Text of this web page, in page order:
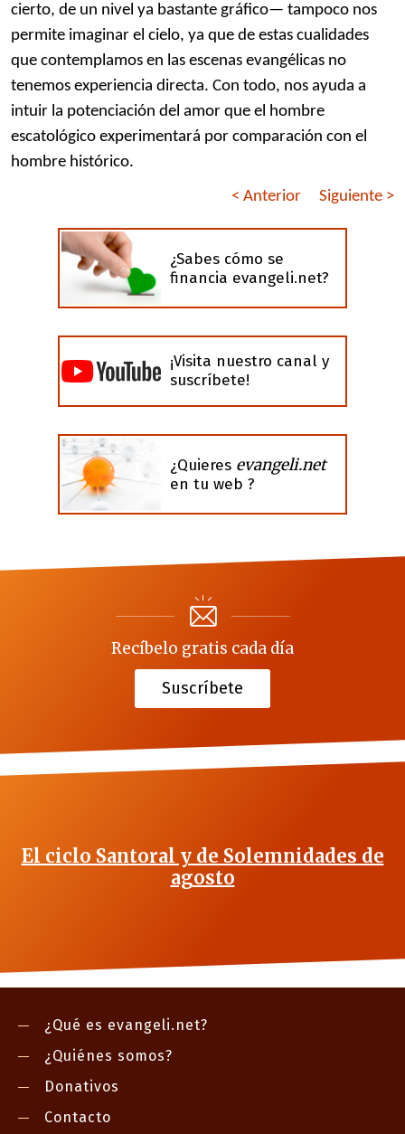
cierto, de un nivel ya bastante gráfico— tampoco nos
permite imaginar el cielo, ya que de estas cualidades
que contemplamos en las escenas evangélicas no
tenemos experiencia directa. Con todo, nos ayuda a
intuir la potenciación del amor que el hombre
escatológico experimentará por comparación con el
hombre histórico.
< Anterior Siguiente >
¿Sabes cómo se
financia evangeli.net?
¡Visita nuestro canal y
suscríbete!
¿Quieres evangeli.net
en tu web ?
Recíbelo gratis cada día
Suscríbete
El ciclo Santoral y de Solemnidades de
agosto
¿Qué es evangeli.net?
¿Quiénes somos?
Donativos
Contacto